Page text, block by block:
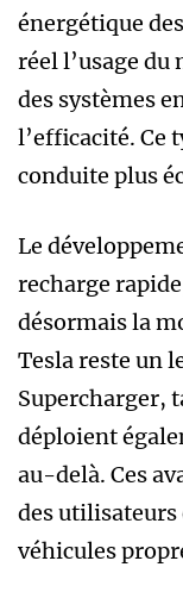
énergétique
réel l’usage
des systèmes
l’efficacité. Ce
conduite plus
Le
recharge
désormais la
Tesla reste un
Supercharger,
déploient
au-delà. Ces
des utilisateurs
véhicules